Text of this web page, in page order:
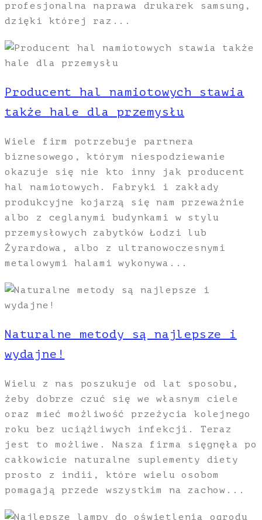
profesjonalna naprawa drukarek samsung,
dzięki której raz...
Producent hal namiotowych stawia
także hale dla przemysłu
Wiele firm potrzebuje partnera
biznesowego, którym niespodziewanie
okazuje się nie kto inny jak producent
hal namiotowych. Fabryki i zakłady
produkcyjne kojarzą się nam przeważnie
albo z ceglanymi budynkami w stylu
przemysłowych zabytków Łodzi lub
Żyrardowa, albo z ultranowoczesnymi
metalowymi halami wykonywa...
Naturalne metody są najlepsze i
wydajne!
Wielu z nas poszukuje od lat sposobu,
żeby dobrze czuć się we własnym ciele
oraz mieć możliwość przeżycia kolejnego
roku bez uciążliwych infekcji. Teraz
jest to możliwe. Nasza firma sięgnęła po
całkowicie naturalne suplementy diety
prosto z indii, które wielu osobom
pomagają przede wszystkim na zachow...